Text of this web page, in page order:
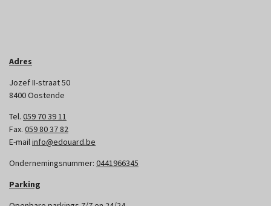
Adres
Jozef II-straat 50
8400 Oostende
Tel. 059 70 39 11
Fax. 059 80 37 82
E-mailinfo@edouard.be
Ondernemingsnummer: 0441966345
Parking